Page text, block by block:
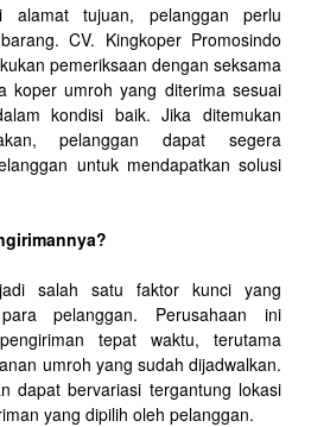
tujuan, pelanggan perlu
CV. Kingkoper Promosindo
pemeriksaan dengan seksama
koper umroh yang diterima sesuai
kondisi baik. Jika ditemukan
pelanggan dapat segera
untuk mendapatkan solusi
salah satu faktor kunci yang
pelanggan. Perusahaan ini
tepat waktu, terutama
umroh yang sudah dijadwalkan.
dapat bervariasi tergantung lokasi
yang dipilih oleh pelanggan.